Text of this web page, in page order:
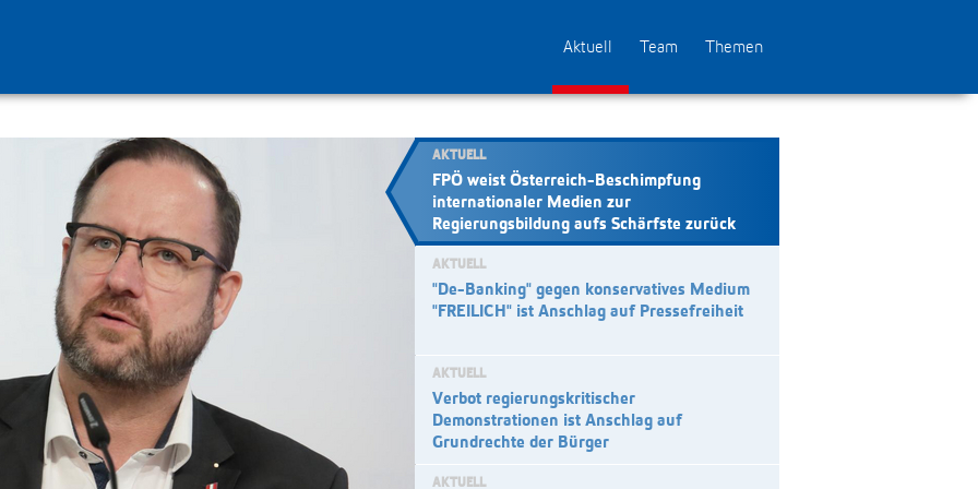
Aktuell Team Themen
AKTUELL
FPÖ weist Österreich-Beschimpfung
internationaler Medien zur
Regierungsbildung aufs Schärfste zurück
AKTUELL
"De-Banking" gegen konservatives Medium
"FREILICH" ist Anschlag auf Pressefreiheit
AKTUELL
Verbot regierungskritischer
Demonstrationen ist Anschlag auf
Grundrechte der Bürger
AKTUELL